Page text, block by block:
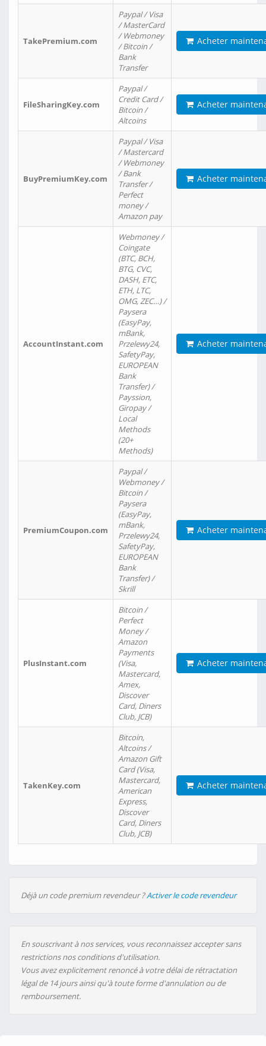
TakePremium.com
Paypal / Visa
/ MasterCard
/ Webmoney
/ Bitcoin /
Bank
Transfer
Acheter
FileSharingKey.com
Paypal /
Credit Card /
Bitcoin /
Altcoins
Acheter
BuyPremiumKey.com
Paypal / Visa
/ Mastercard
/ Webmoney
/ Bank
Transfer /
Perfect
money /
Amazon pay
Acheter
AccountInstant.com
Webmoney /
Coingate
(BTC, BCH,
BTG, CVC,
DASH, ETC,
ETH, LTC,
OMG, ZEC…) /
Paysera
(EasyPay,
mBank,
Przelewy24,
SafetyPay,
EUROPEAN
Bank
Transfer) /
Payssion,
Giropay /
Local
Methods
(20+
Methods)
Acheter
PremiumCoupon.com
Paypal /
Webmoney /
Bitcoin /
Paysera
(EasyPay,
mBank,
Przelewy24,
SafetyPay,
EUROPEAN
Bank
Transfer) /
Skrill
Acheter
PlusInstant.com
Bitcoin /
Perfect
Money /
Amazon
Payments
(Visa,
Mastercard,
Amex,
Discover
Card, Diners
Club, JCB)
Acheter
TakenKey.com
Bitcoin,
Altcoins /
Amazon Gift
Card (Visa,
Mastercard,
American
Express,
Discover
Card, Diners
Club, JCB)
Acheter
Déjà un code premium revendeur ?Activer le code revendeur
En souscrivant à nos services, vous reconnaissez accepter sans
restrictions nos conditions d'utilisation.
Vous avez explicitement renoncé à votre délai de rétractation
légal de 14 jours ainsi qu'à toute forme d'annulation ou de
remboursement.